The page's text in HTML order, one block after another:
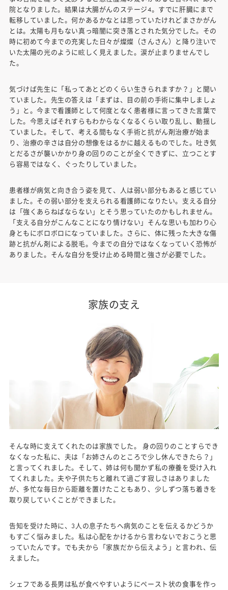
院となりました。結果は大腸がんのステージ4。すでに肝臓にまで
転移していました。何かあるかなとは思っていたけれどまさかがん
とは。太陽も月もない真っ暗闇に突き落とされた気分でした。その
時に初めて今までの充実した日々が燦燦（さんさん）と降り注いで
いた太陽の光のように眩しく見えました。涙が止まりませんでし
た。
気づけば先生に「私ってあとどのくらい生きられますか？」と聞い
ていました。先生の答えは「まずは、目の前の手術に集中しましょ
う」と。今まで看護師として何度となく患者様に言ってきた言葉で
した。今思えばそれすらもわからなくなるくらい取り乱し、動揺し
ていました。そして、考える間もなく手術と抗がん剤治療が始ま
り、治療の辛さは自分の想像をはるかに越えるものでした。吐き気
とだるさが襲いかかり身の回りのことが全くできずに、立つことす
ら容易ではなく、ぐったりしていました。
患者様が病気と向き合う姿を見て、人は弱い部分もあると感じてい
ました。その弱い部分を支えられる看護師になりたい。支える自分
は「強くあらねばならない」とそう思っていたのかもしれません。
「支える自分がこんなことになり情けない」そんな思いも加わり心
身ともにボロボロになっていました。さらに、体に残った大きな傷
跡と抗がん剤による脱毛。今までの自分ではなくなっていく恐怖が
ありました。そんな自分を受け止める時間と強さが必要でした。
家族の支え
そんな時に支えてくれたのは家族でした。 身の回りのことすらでき
なくなった私に、夫は「お姉さんのところで少し休んできたら？」
と言ってくれました。そして、姉は何も聞かず私の療養を受け入れ
てくれました。夫や子供たちと離れて過ごす寂しさはありました
が、多忙な毎日から距離を置けたこともあり、少しずつ落ち着きを
取り戻していくことができました。
告知を受けた時に、3人の息子たちへ病気のことを伝えるかどうか
もすごく悩みました。私は心配をかけるから言わないでおこうと思
っていたんです。でも夫から「家族だから伝えよう」と言われ、伝
えました。
シェフである長男は私が食べやすいようにペースト状の食事を作っ